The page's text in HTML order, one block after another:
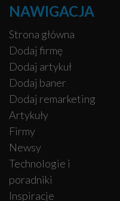
NAWIGACJA
Strona główna
Dodaj firmę
Dodaj artykuł
Dodaj baner
Dodaj remarketing
Artykuły
Firmy
Newsy
Technologie i
poradniki
Inspiracje